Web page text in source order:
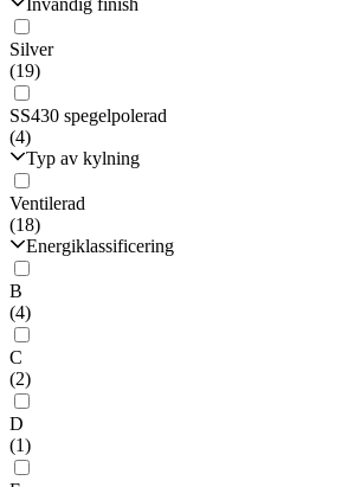
Invändig finish
Silver
(19)
SS430 spegelpolerad
(4)
Typ av kylning
Ventilerad
(18)
Energiklassificering
B
(4)
C
(2)
D
(1)